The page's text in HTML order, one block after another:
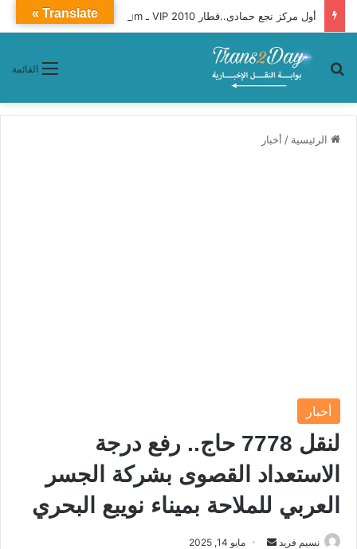
أول مركز نجع حمادى..قطار 2010 VIP ـ Premium محافظات «القاهرة ـ أسوان»
القائمة بحث عن
الرئيسية / أخبار
أخبار
لنقل 7778 حاج.. رفع درجة
الاستعداد القصوى بشركة الجسر
العربي للملاحة بميناء نويبع البحري
نسيم فريد مايو 14, 2025
Translate »